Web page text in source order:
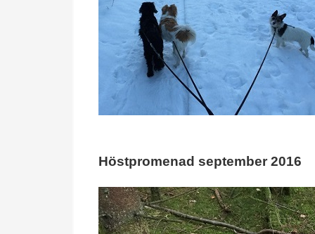
Höstpromenad september 2016